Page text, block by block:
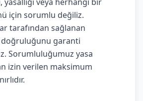
için sorumlu değiliz.
tarafından sağlanan
garanti
Sorumluluğumuz yasa
izin verilen maksimum